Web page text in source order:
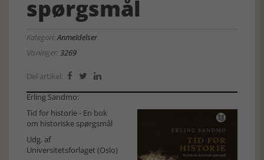
spørgsmål
Kategori:Anmeldelser
Visninger:3269
Del artikel:   
Erling Sandmo:
Tid for historie - En bok
om historiske spørgsmål
Udg. af
Universitetsforlaget (Oslo)